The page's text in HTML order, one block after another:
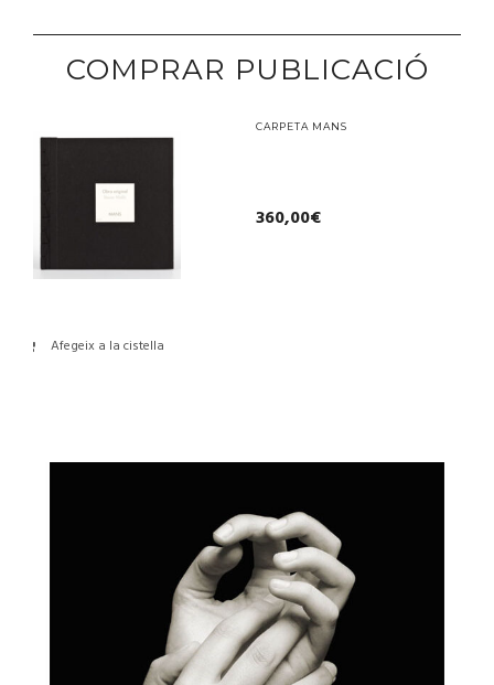
COMPRAR PUBLICACIÓ
Afegeix a la cistella
CARPETA MANS
360,00€